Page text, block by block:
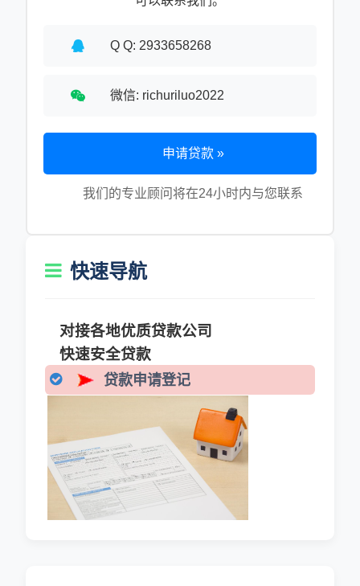
Q Q: 2933658268
微信: richuriluo2022
申请贷款 »
我们的专业顾问将在24小时内与您联系
快速导航
对接各地优质贷款公司
快速安全贷款
贷款申请登记